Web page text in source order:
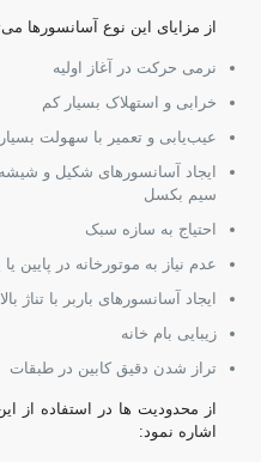
از مزایای این نوع آسانسورها
نرمی حرکت در آغاز اولیه
خرابی و استهلاک بسیار کم
عیب‌یابی و تعمیر با سهولت بسیار
ایجاد آسانسورهای شکیل و
سیم بکسل
احتیاج به سازه سبک
عدم نیاز به موتورخانه در پایین
ایجاد آسانسورهای باربر با تناژ بالا
زیبایی بام خانه
تراز شدن دقیق کابین در طبقات
از محدودیت ها در استفاده از
اشاره نمود: